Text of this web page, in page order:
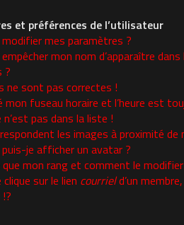
et préférences de l’utilisateur
mes paramètres ?
mon nom d’apparaître
?
ne sont pas correctes !
mon fuseau horaire et l’heure est
n’est pas dans la liste !
les images à proximité de
je afficher un avatar ?
que mon rang et comment le
sur le lien courrield’un